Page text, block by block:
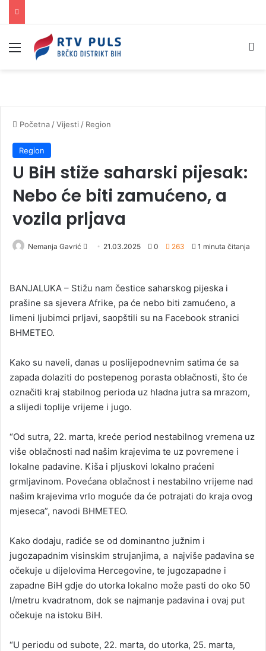
Izbornik
Početna /Vijesti / Region
Region
U BiH stiže saharski pijesak:
Nebo će biti zamućeno, a
vozila prljava
Nemanja Gavrić
d
a
n
a
i
l
21.03.2025 0 263 1 minuta čitanja
BANJALUKA – Stižu nam čestice saharskog pijeska i
prašine sa sjevera Afrike, pa će nebo biti zamućeno, a
limeni ljubimci prljavi, saopštili su na Facebook stranici
BHMETEO.
Kako su naveli, danas u poslijepodnevnim satima će sa
zapada dolaziti do postepenog porasta oblačnosti, što će
označiti kraj stabilnog perioda uz hladna jutra sa mrazom,
a slijedi toplije vrijeme i jugo.
“Od sutra, 22. marta, kreće period nestabilnog vremena uz
više oblačnosti nad našim krajevima te uz povremene i
lokalne padavine. Kiša i pljuskovi lokalno praćeni
grmljavinom. Povećana oblačnost i nestabilno vrijeme nad
našim krajevima vrlo moguće da će potrajati do kraja ovog
mjeseca”, navodi BHMETEO.
Kako dodaju, radiće se od dominantno južnim i
jugozapadnim visinskim strujanjima, a najviše padavina se
očekuje u dijelovima Hercegovine, te jugozapadne i
zapadne BiH gdje do utorka lokalno može pasti do oko 50
l/metru kvadratnom, dok se najmanje padavina i ovaj put
očekuje na istoku BiH.
“U periodu od subote, 22. marta, do utorka, 25. marta,